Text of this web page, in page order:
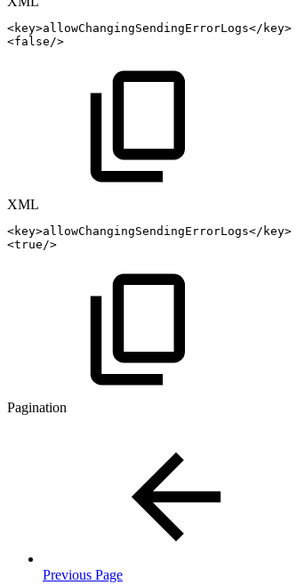
<key>allowChangingSendingErrorLogs</ key>
<false/>
XML
<key>allowChangingSendingErrorLogs</ key>
<true/>
Pagination
Previous Page